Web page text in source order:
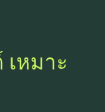
เหมาะ